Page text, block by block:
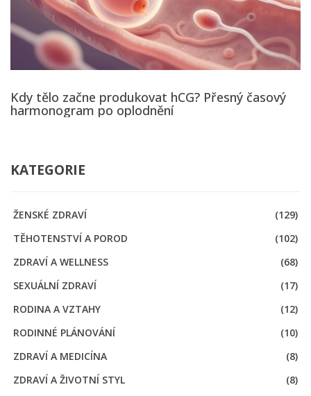
Kdy tělo začne produkovat hCG? Přesný časový
harmonogram po oplodnění
KATEGORIE
ŽENSKÉ ZDRAVÍ
(129)
TĚHOTENSTVÍ A POROD
(102)
ZDRAVÍ A WELLNESS
(68)
SEXUÁLNÍ ZDRAVÍ
(17)
RODINA A VZTAHY
(12)
RODINNÉ PLÁNOVÁNÍ
(10)
ZDRAVÍ A MEDICÍNA
(8)
ZDRAVÍ A ŽIVOTNÍ STYL
(8)